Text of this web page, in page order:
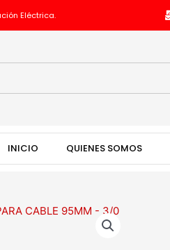
Eléctrica.
INICIO QUIENES SOMOS